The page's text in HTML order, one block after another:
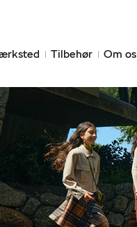
Tilbehør Om os